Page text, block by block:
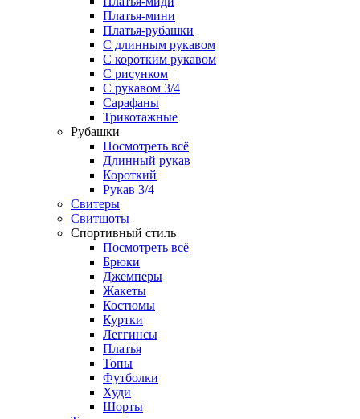
Платья-мини
Платья-рубашки
С длинным рукавом
С коротким рукавом
С рисунком
С рукавом 3/4
Сарафаны
Трикотажные
Рубашки
Посмотреть всё
Длинный рукав
Короткий
Рукав 3/4
Свитеры
Свитшоты
Спортивный стиль
Посмотреть всё
Брюки
Джемперы
Жакеты
Костюмы
Куртки
Леггинсы
Платья
Топы
Футболки
Худи
Шорты